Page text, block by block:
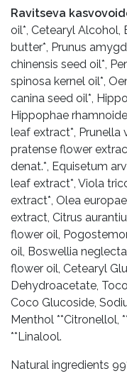
Ravitseva
oil*, Cetearyl Alcohol,
butter*, Prunus
chinensis seed oil*,
spinosa kernel oil*,
canina seed oil*,
Hippophae
leaf extract*, Prunella
pratense flower
denat.*, Equisetum
leaf extract*, Viola
extract*, Olea
extract, Citrus
flower oil,
oil, Boswellia
flower oil, Cetearyl
Dehydroacetate,
Coco Glucoside,
Menthol **Citronellol,
**Linalool.
Natural ingredients